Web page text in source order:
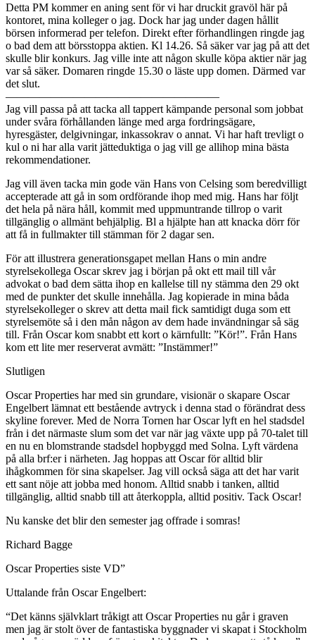
Detta PM kommer en aning sent för vi har druckit gravöl här på
kontoret, mina kolleger o jag. Dock har jag under dagen hållit
börsen informerad per telefon. Direkt efter förhandlingen ringde jag
o bad dem att börsstoppa aktien. Kl 14.26. Så säker var jag på att det
skulle blir konkurs. Jag ville inte att någon skulle köpa aktier när jag
var så säker. Domaren ringde 15.30 o läste upp domen. Därmed var
det slut.
———————————————————
Jag vill passa på att tacka all tappert kämpande personal som jobbat
under svåra förhållanden länge med arga fordringsägare,
hyresgäster, delgivningar, inkassokrav o annat. Vi har haft trevligt o
kul o ni har alla varit jätteduktiga o jag vill ge allihop mina bästa
rekommendationer.
Jag vill även tacka min gode vän Hans von Celsing som beredvilligt
accepterade att gå in som ordförande ihop med mig. Hans har följt
det hela på nära håll, kommit med uppmuntrande tillrop o varit
tillgänglig o allmänt behjälplig. Bl a hjälpte han att knacka dörr för
att få in fullmakter till stämman för 2 dagar sen.
För att illustrera generationsgapet mellan Hans o min andre
styrelsekollega Oscar skrev jag i början på okt ett mail till vår
advokat o bad dem sätta ihop en kallelse till ny stämma den 29 okt
med de punkter det skulle innehålla. Jag kopierade in mina båda
styrelsekolleger o skrev att detta mail fick samtidigt duga som ett
styrelsemöte så i den mån någon av dem hade invändningar så säg
till. Från Oscar kom snabbt ett kort o kärnfullt: ”Kör!”. Från Hans
kom ett lite mer reserverat avmätt: ”Instämmer!”
Slutligen
Oscar Properties har med sin grundare, visionär o skapare Oscar
Engelbert lämnat ett bestående avtryck i denna stad o förändrat dess
skyline forever. Med de Norra Tornen har Oscar lyft en hel stadsdel
från i det närmaste slum som det var när jag växte upp på 70-talet till
en nu en blomstrande stadsdel hopbyggd med Solna. Lyft värdena
på alla brf:er i närheten. Jag hoppas att Oscar för alltid blir
ihågkommen för sina skapelser. Jag vill också säga att det har varit
ett sant nöje att jobba med honom. Alltid snabb i tanken, alltid
tillgänglig, alltid snabb till att återkoppla, alltid positiv. Tack Oscar!
Nu kanske det blir den semester jag offrade i somras!
Richard Bagge
Oscar Properties siste VD”
Uttalande från Oscar Engelbert:
“Det känns självklart tråkigt att Oscar Properties nu går i graven
men jag är stolt över de fantastiska byggnader vi skapat i Stockholm